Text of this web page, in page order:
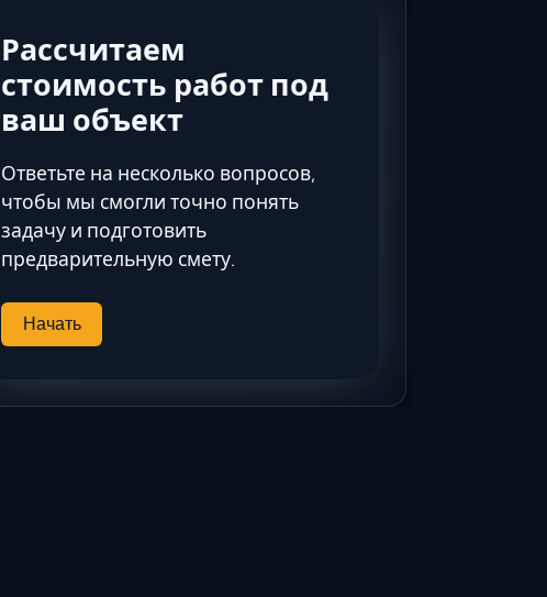
Таганрог
Феодосия
Рассчитаем
стоимость работ под
ваш объект
Ответьте на несколько вопросов,
чтобы мы смогли точно понять
задачу и подготовить
предварительную смету.
Начать